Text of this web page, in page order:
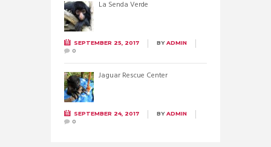
La Senda Verde
SEPTEMBER 25, 2017 BYADMIN
0
Jaguar Rescue Center
SEPTEMBER 24, 2017 BYADMIN
0